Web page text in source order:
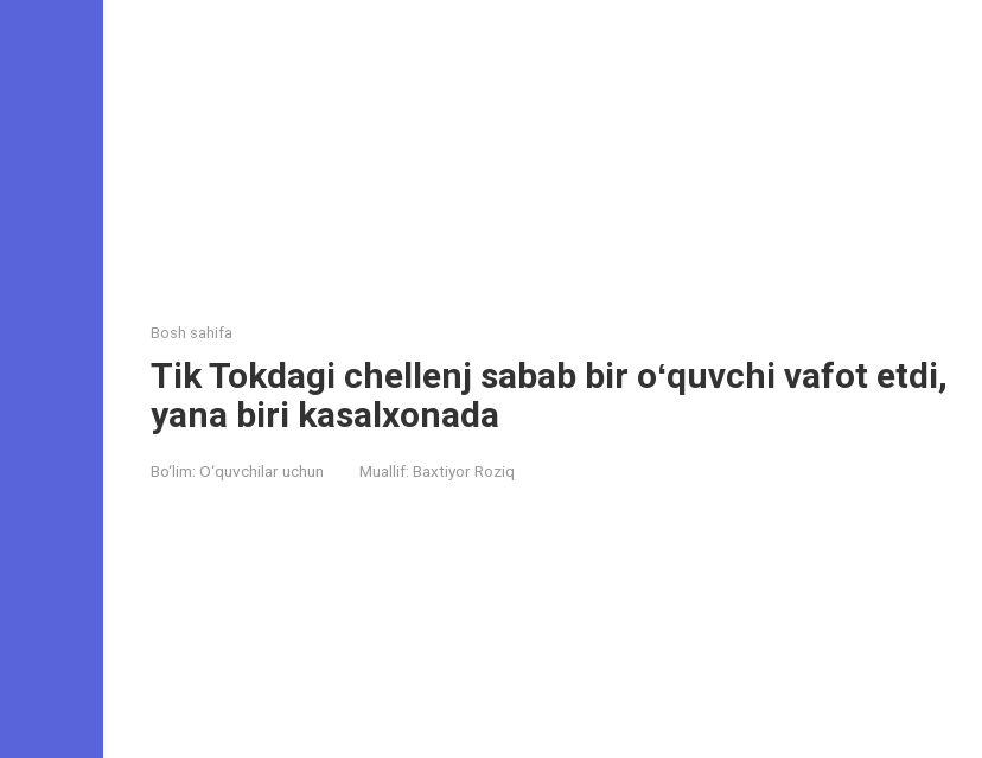
Bosh sahifa
Tik Tokdagi chellenj sabab bir oʻquvchi vafot etdi,
yana biri kasalxonada
Bo‘lim: O‘quvchilar uchun Muallif: Baxtiyor Roziq